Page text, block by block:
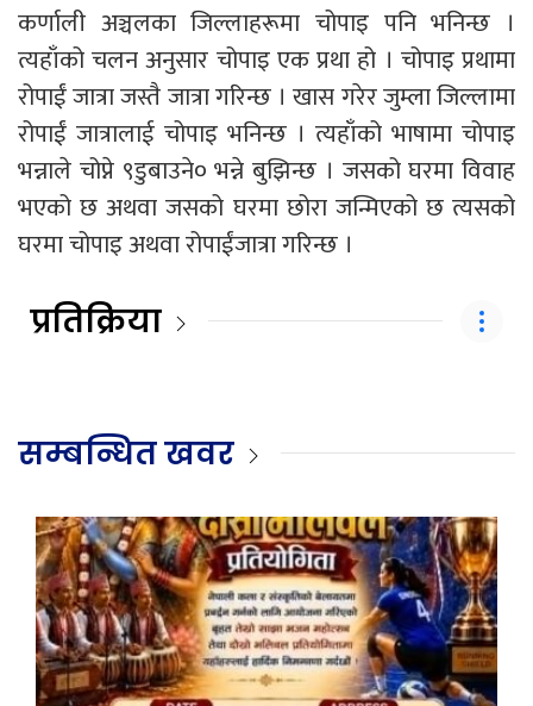
कर्णाली अञ्चलका जिल्लाहरूमा चोपाइ पनि भनिन्छ ।
त्यहाँको चलन अनुसार चोपाइ एक प्रथा हो । चोपाइ प्रथामा
रोपाईं जात्रा जस्तै जात्रा गरिन्छ । खास गरेर जुम्ला जिल्लामा
रोपाईं जात्रालाई चोपाइ भनिन्छ । त्यहाँको भाषामा चोपाइ
भन्नाले चोप्ने ९डुबाउने० भन्ने बुझिन्छ । जसको घरमा विवाह
भएको छ अथवा जसको घरमा छोरा जन्मिएको छ त्यसको
घरमा चोपाइ अथवा रोपाईंजात्रा गरिन्छ ।
प्रतिक्रिया
सम्बन्धित खवर